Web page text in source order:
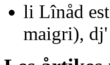
li Lînåd
maigri),